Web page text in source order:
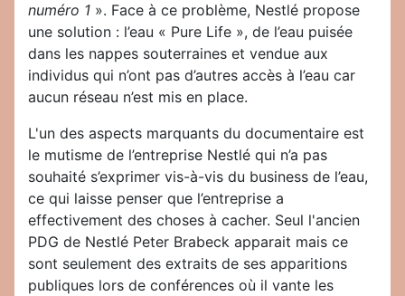
numéro 1 ». Face à ce problème, Nestlé propose
une solution : l’eau « Pure Life », de l’eau puisée
dans les nappes souterraines et vendue aux
individus qui n’ont pas d’autres accès à l’eau car
aucun réseau n’est mis en place.
L'un des aspects marquants du documentaire est
le mutisme de l’entreprise Nestlé qui n’a pas
souhaité s’exprimer vis-à-vis du business de l’eau,
ce qui laisse penser que l’entreprise a
effectivement des choses à cacher. Seul l'ancien
PDG de Nestlé Peter Brabeck apparait mais ce
sont seulement des extraits de ses apparitions
publiques lors de conférences où il vante les